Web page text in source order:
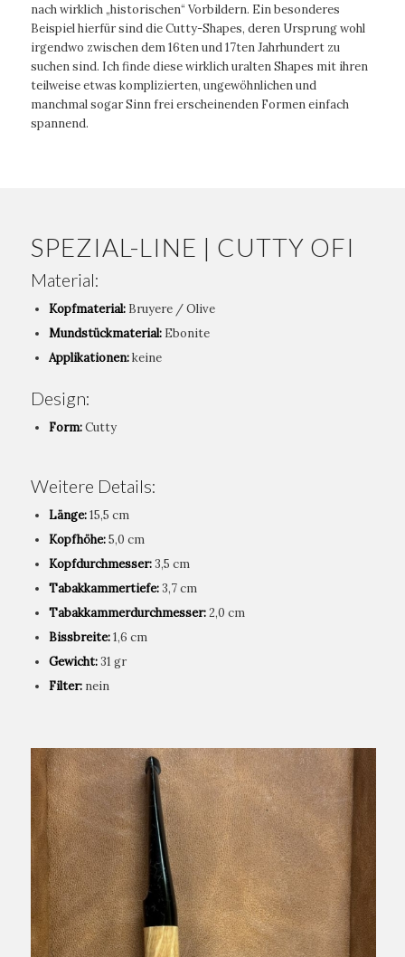
nach wirklich „historischen“ Vorbildern. Ein besonderes
Beispiel hierfür sind die Cutty-Shapes, deren Ursprung wohl
irgendwo zwischen dem 16ten und 17ten Jahrhundert zu
suchen sind. Ich finde diese wirklich uralten Shapes mit ihren
teilweise etwas komplizierten, ungewöhnlichen und
manchmal sogar Sinn frei erscheinenden Formen einfach
spannend.
SPEZIAL-LINE | CUTTY OFI
Material:
Kopfmaterial:Bruyere / Olive
Mundstückmaterial:Ebonite
Applikationen:keine
Design:
Form:Cutty
Weitere Details:
Länge:15,5 cm
Kopfhöhe:5,0 cm
Kopfdurchmesser:3,5 cm
Tabakkammertiefe:3,7 cm
Tabakkammerdurchmesser:2,0 cm
Bissbreite:1,6 cm
Gewicht:31 gr
Filter:nein